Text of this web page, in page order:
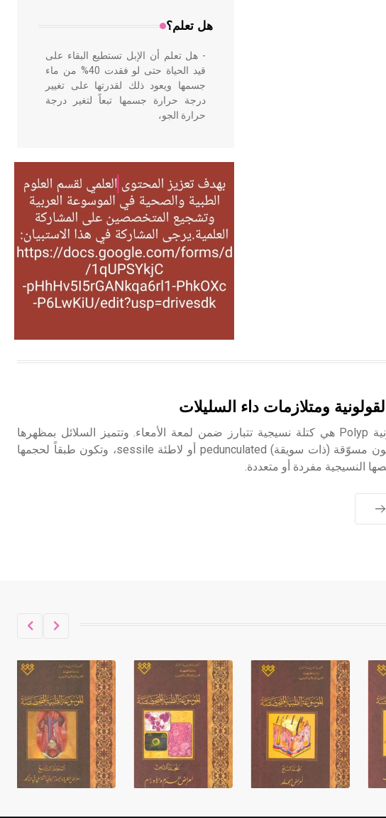
هل تعلم؟
- هل تعلم أن الإبل تستطيع البقاء على
قيد الحياة حتى لو فقدت 40% من ماء
جسمها ويعود ذلك لقدرتها على تغيير
درجة حرارة جسمها تبعاً لتغير درجة
حرارة الجو،
- هل تعلم أن أبقراط كتب في الطب
أربعة مؤلفات هي: الحكم، الأدلة، تنظيم
التغذية، ورسالته في جروح الرأس.
ويعود له الفضل بأنه حرر الطب من
الدين والفلسفة.
- هل تعلم أن المرجان إفراز حيواني
يتكون في البحر ويتركب من مادة
كربونات الكلسيوم، وهو أحمر أو شديد
الحمرة وهو أجود أنواعه، ويمتاز بكبر
العمارة عموماً وفي العمارة الدينية
الإنكليزية أب
حيث تقتصر القيمة الصوتية للعلامة الك
ومتلازمات داء السليلات
السليلة القولونية Polyp هي كتلة نسيجية تتبارز ضمن لمعة الأمعاء. وتتميز السلائل بمظهرها
العياني فقد تكون مسوّقة (ذات سويقة) pedunculated أو لاطئة sessile، وتكون طبقاً لحجمها
النسيجية مفردة أو متعددة.